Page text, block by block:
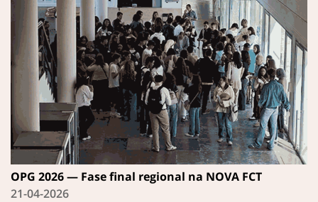
OPG 2026 — Fase final regional na NOVA FCT
21-04-2026